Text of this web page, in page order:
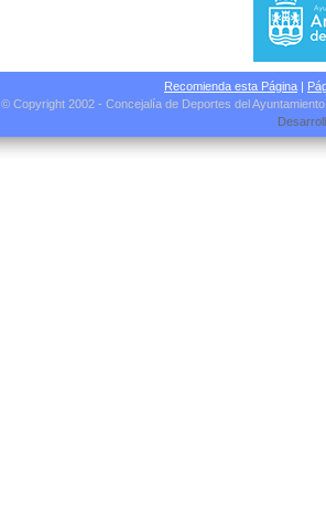
Recomienda esta Página |
© Copyright 2002 - Concejalía de Deportes del